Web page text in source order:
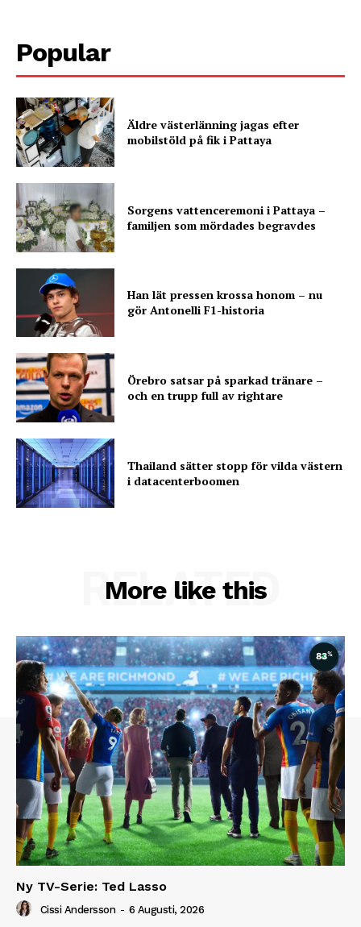
Popular
Äldre västerlänning jagas efter
mobilstöld på fik i Pattaya
Sorgens vattenceremoni i Pattaya –
familjen som mördades begravdes
Han lät pressen krossa honom – nu
gör Antonelli F1-historia
Örebro satsar på sparkad tränare –
och en trupp full av rightare
Thailand sätter stopp för vilda västern
i datacenterboomen
More like this
RELATED
83%
Ny TV-Serie: Ted Lasso
Cissi Andersson - 6 Augusti, 2026